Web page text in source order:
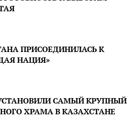
ПРИСОЕДИНИЛАСЬ К
НАЦИЯ»
САМЫЙ КРУПНЫЙ
ХРАМА В КАЗАХСТАНЕ